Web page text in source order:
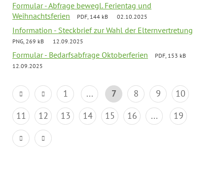
Formular - Abfrage bewegl. Ferientag und
Weihnachtsferien
PDF, 144 kB 02.10.2025
Information - Steckbrief zur Wahl der Elternvertretung
PNG, 269 kB 12.09.2025
Formular - Bedarfsabfrage Oktoberferien
PDF, 153 kB
12.09.2025
1 ... 7 8 9
10
11
12 13 14 15 16 ... 19